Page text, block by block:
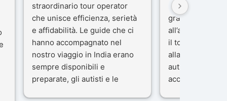
straordinario tour operator
che unisce efficienza, serietà
e affidabilità. Le guide che ci
hanno accompagnato nel
nostro viaggio in India erano
sempre disponibili e
preparate, gli autisti e le
che porteremo
gran parte del
all’agenzia che
il tour con cura
alla nostra
autista che ci
accompagnati